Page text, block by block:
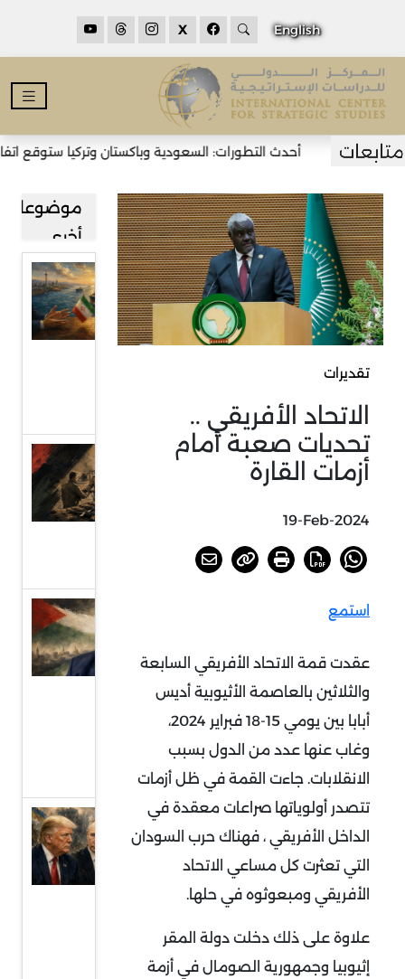
English
X
أحدث التطورات: السعودية وباكستان وتركيا ستوقع
تقديرات
الاتحاد الأفريقي ..
تحديات صعبة أمام
أزمات القارة
19-Feb-2024
استمع
عقدت قمة الاتحاد الأفريقي السابعة
والثلاثين بالعاصمة الأثيوبية أديس
أبابا بين يومي 15-18 فبراير 2024،
وغاب عنها عدد من الدول بسبب
الانقلابات. جاءت القمة في ظل أزمات
تتصدر أولوياتها صراعات معقدة في
الداخل الأفريقي ، فهناك حرب السودان
التي تعثرت كل مساعي الاتحاد
الأفريقي ومبعوثوه في حلها.
علاوة على ذلك دخلت دولة المقر
إثيوبيا وجمهورية الصومال في أزمة
موضوعات
أخرى
مضيق
هرمز بين
طهران
العراق..
الحية
رئيسا
للمكتب
السياسي
لحماس
ترامب
وبوتين
الحرب
الروسية